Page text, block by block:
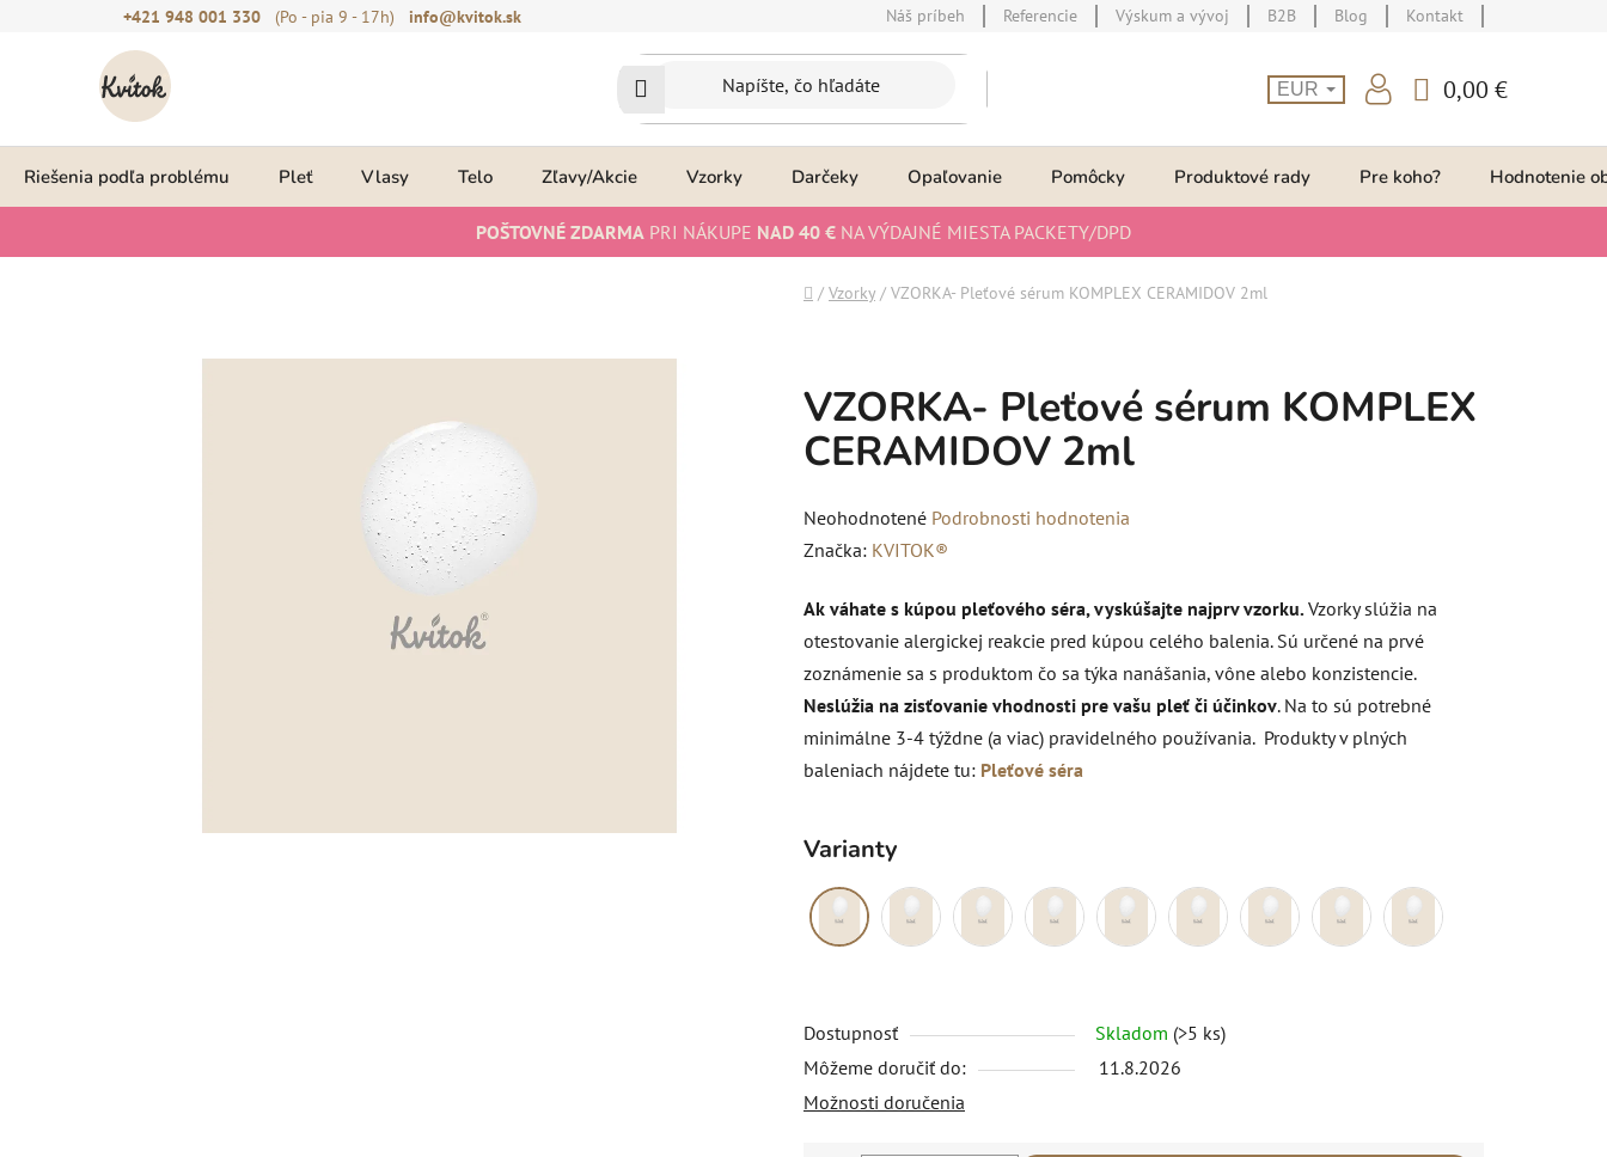
+421 948 001 330 (Po - pia 9 - 17h) info@kvitok.sk Náš príbeh Referencie Výskum a vývoj B2B Blog Kontakt
EUR
KOŠÍK
0,00 €
Riešenia podľa problému Pleť Vlasy Telo Zľavy/Akcie Vzorky Darčeky Opaľovanie Pomôcky Produktové rady Pre koho? Hodnotenie
POŠTOVNÉ ZDARMA PRI NÁKUPE NAD 40 € NA VÝDAJNÉ MIESTA PACKETY/DPD
Domov
/ Vzorky / VZORKA- Pleťové sérum KOMPLEX CERAMIDOV 2ml
VZORKA- Pleťové sérum KOMPLEX
CERAMIDOV 2ml
Priemerné
hodnotenie
je
0,0
z
5
hviezdičiek.
Neohodnotené Podrobnosti hodnotenia
Značka: KVITOK®
Ak váhate s kúpou pleťového séra, vyskúšajte najprv vzorku.Vzorky slúžia na
otestovanie alergickej reakcie pred kúpou celého balenia. Sú určené na prvé
zoznámenie sa s produktom čo sa týka nanášania, vône alebo konzistencie.
Neslúžia na zisťovanie vhodnosti pre vašu pleť či účinkov. Na to sú potrebné
minimálne 3-4 týždne (a viac) pravidelného používania. Produkty v plných
baleniach nájdete tu: Pleťové séra
Varianty
Dostupnosť Skladom (>5 ks)
Môžeme doručiť do:
11.8.2026
Možnosti doručenia